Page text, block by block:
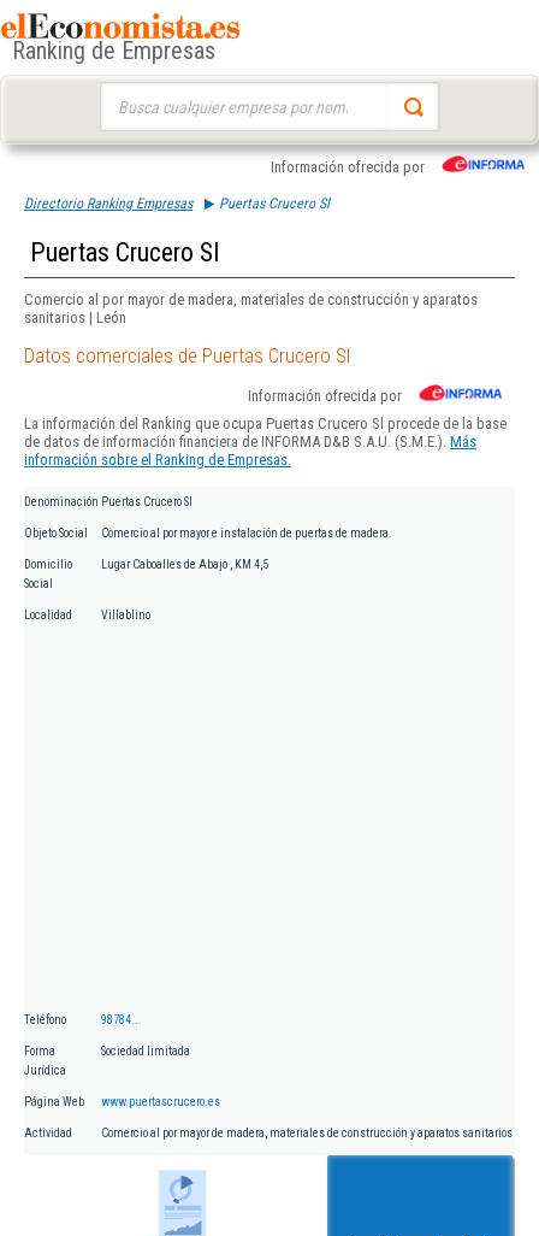
Ranking de Empresas
Información ofrecida por
Directorio Ranking Empresas Puertas Crucero Sl
Puertas Crucero Sl
Comercio al por mayor de madera, materiales de construcción y aparatos
sanitarios | León
Datos comerciales de Puertas Crucero Sl
Información ofrecida por
La información del Ranking que ocupa Puertas Crucero Sl procede de la base
de datos de información financiera de INFORMA D&B S.A.U. (S.M.E.). Más
información sobre el Ranking de Empresas.
Denominación Puertas Crucero Sl
Objeto Social Comercio al por mayor e instalación de puertas de madera.
Domicilio
Social
Lugar Caboalles de Abajo , KM 4,5
Localidad Villablino
Teléfono 98784...
Forma
Jurídica
Sociedad limitada
Página Web www.puertascrucero.es
Actividad Comercio al por mayor de madera, materiales de construcción y aparatos sanitarios